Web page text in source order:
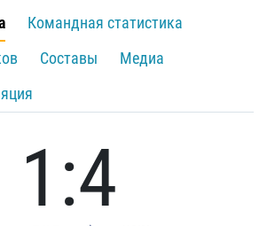
Командная статистика
Составы
Медиа
1:4